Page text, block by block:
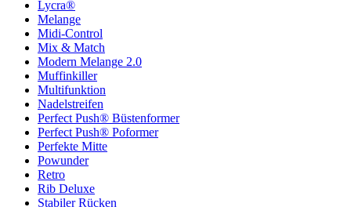
Lycra®
Melange
Midi-Control
Mix & Match
Modern Melange 2.0
Muffinkiller
Multifunktion
Nadelstreifen
Perfect Push® Büstenformer
Perfect Push® Poformer
Perfekte Mitte
Powunder
Retro
Rib Deluxe
Stabiler Rücken